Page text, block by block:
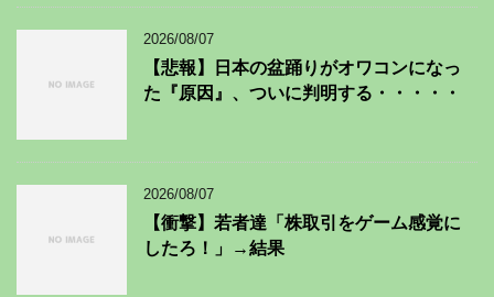
2026/08/07
【悲報】日本の盆踊りがオワコンになっ
た『原因』、ついに判明する・・・・・
2026/08/07
【衝撃】若者達「株取引をゲーム感覚に
したろ！」→結果